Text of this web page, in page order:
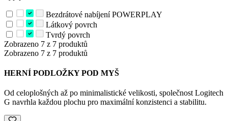
Bezdrátové nabíjení POWERPLAY
Látkový povrch
Tvrdý povrch
Zobrazeno 7 z 7 produktů
Zobrazeno 7 z 7 produktů
HERNÍ PODLOŽKY POD MYŠ
Od celoplošných až po minimalistické velikosti, společnost Logitech
G navrhla každou plochu pro maximální konzistenci a stabilitu.